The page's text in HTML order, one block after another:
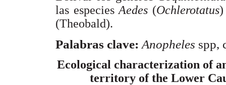
las especiesAedes (Ochlerotatus
(Theobald).
Palabras clave: Anopheles spp,
Ecological characterization of
territory of the Lower